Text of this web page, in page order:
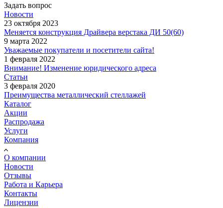
Задать вопрос
Новости
23 октября 2023
Меняется конструкция Драйвера верстака ДИ 50(60)
9 марта 2022
Уважаемые покупатели и посетители сайта!
1 февраля 2022
Внимание! Изменение юридического адреса
Статьи
3 февраля 2020
Преимущества металлический стеллажей
Каталог
Акции
Распродажа
Услуги
Компания
О компании
Новости
Отзывы
Работа и Карьера
Контакты
Лицензии